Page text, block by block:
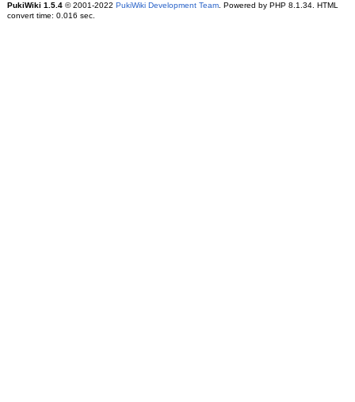
PukiWiki 1.5.4© 2001-2022 PukiWiki Development Team. Powered by PHP 8.1.34. HTML
convert time: 0.016 sec.